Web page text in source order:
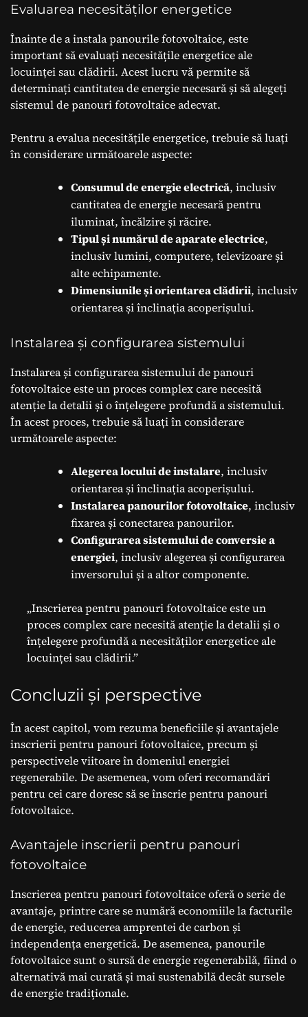
Evaluarea necesităților energetice
Înainte de a instala panourile fotovoltaice, este
important să evaluați necesitățile energetice ale
locuinței sau clădirii. Acest lucru vă permite să
determinați cantitatea de energie necesară și să alegeți
sistemul de panouri fotovoltaice adecvat.
Pentru a evalua necesitățile energetice, trebuie să luați
în considerare următoarele aspecte:
Consumul de energie electrică, inclusiv
cantitatea de energie necesară pentru
iluminat, încălzire și răcire.
Tipul și numărul de aparate electrice,
inclusiv lumini, computere, televizoare și
alte echipamente.
Dimensiunile și orientarea clădirii, inclusiv
orientarea și înclinația acoperișului.
Instalarea și configurarea sistemului
Instalarea și configurarea sistemului de panouri
fotovoltaice este un proces complex care necesită
atenție la detalii și o înțelegere profundă a sistemului.
În acest proces, trebuie să luați în considerare
următoarele aspecte:
Alegerea locului de instalare, inclusiv
orientarea și înclinația acoperișului.
Instalarea panourilor fotovoltaice, inclusiv
fixarea și conectarea panourilor.
Configurarea sistemului de conversie a
energiei, inclusiv alegerea și configurarea
inversorului și a altor componente.
„Inscrierea pentru panouri fotovoltaice este un
proces complex care necesită atenție la detalii și o
înțelegere profundă a necesităților energetice ale
locuinței sau clădirii.”
Concluzii și perspective
În acest capitol, vom rezuma beneficiile și avantajele
inscrierii pentru panouri fotovoltaice, precum și
perspectivele viitoare în domeniul energiei
regenerabile. De asemenea, vom oferi recomandări
pentru cei care doresc să se înscrie pentru panouri
fotovoltaice.
Avantajele inscrierii pentru panouri
fotovoltaice
Inscrierea pentru panouri fotovoltaice oferă o serie de
avantaje, printre care se numără economiile la facturile
de energie, reducerea amprentei de carbon și
independența energetică. De asemenea, panourile
fotovoltaice sunt o sursă de energie regenerabilă, fiind o
alternativă mai curată și mai sustenabilă decât sursele
de energie tradiționale.